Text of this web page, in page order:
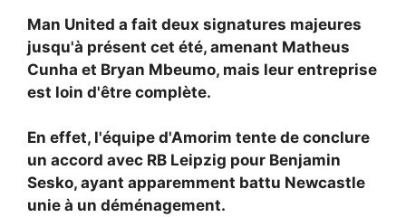
Man United a fait deux signatures majeures
jusqu'à présent cet été, amenant Matheus
Cunha et Bryan Mbeumo, mais leur entreprise
est loin d'être complète.
En effet, l'équipe d'Amorim tente de conclure
un accord avec RB Leipzig pour Benjamin
Sesko, ayant apparemment battu Newcastle
unie à un déménagement.